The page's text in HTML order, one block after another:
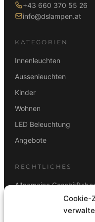
Cookie-
+43 660 370 55 26
info@dslampen.at
KATEGORIEN
Innenleuchten
Aussenleuchten
Kinder
Wohnen
LED Beleuchtung
Angebote
RECHTLICHES
Allgemeine